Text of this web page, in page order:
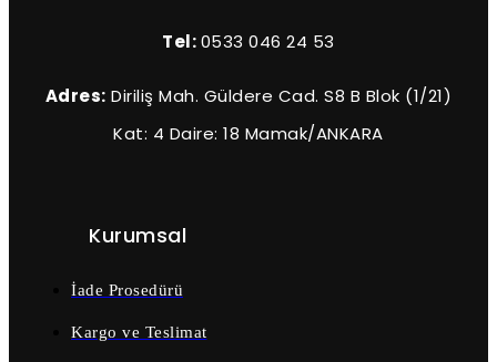
Tel:0533 046 24 53
Adres: Diriliş Mah. Güldere Cad. S8 B Blok (1/21)
Kat: 4 Daire: 18 Mamak/ANKARA
Kurumsal
İade Prosedürü
Kargo ve Teslimat